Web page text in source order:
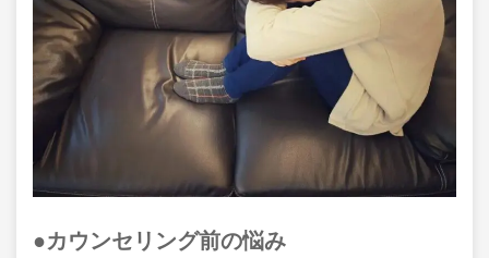
●カウンセリング前の悩み